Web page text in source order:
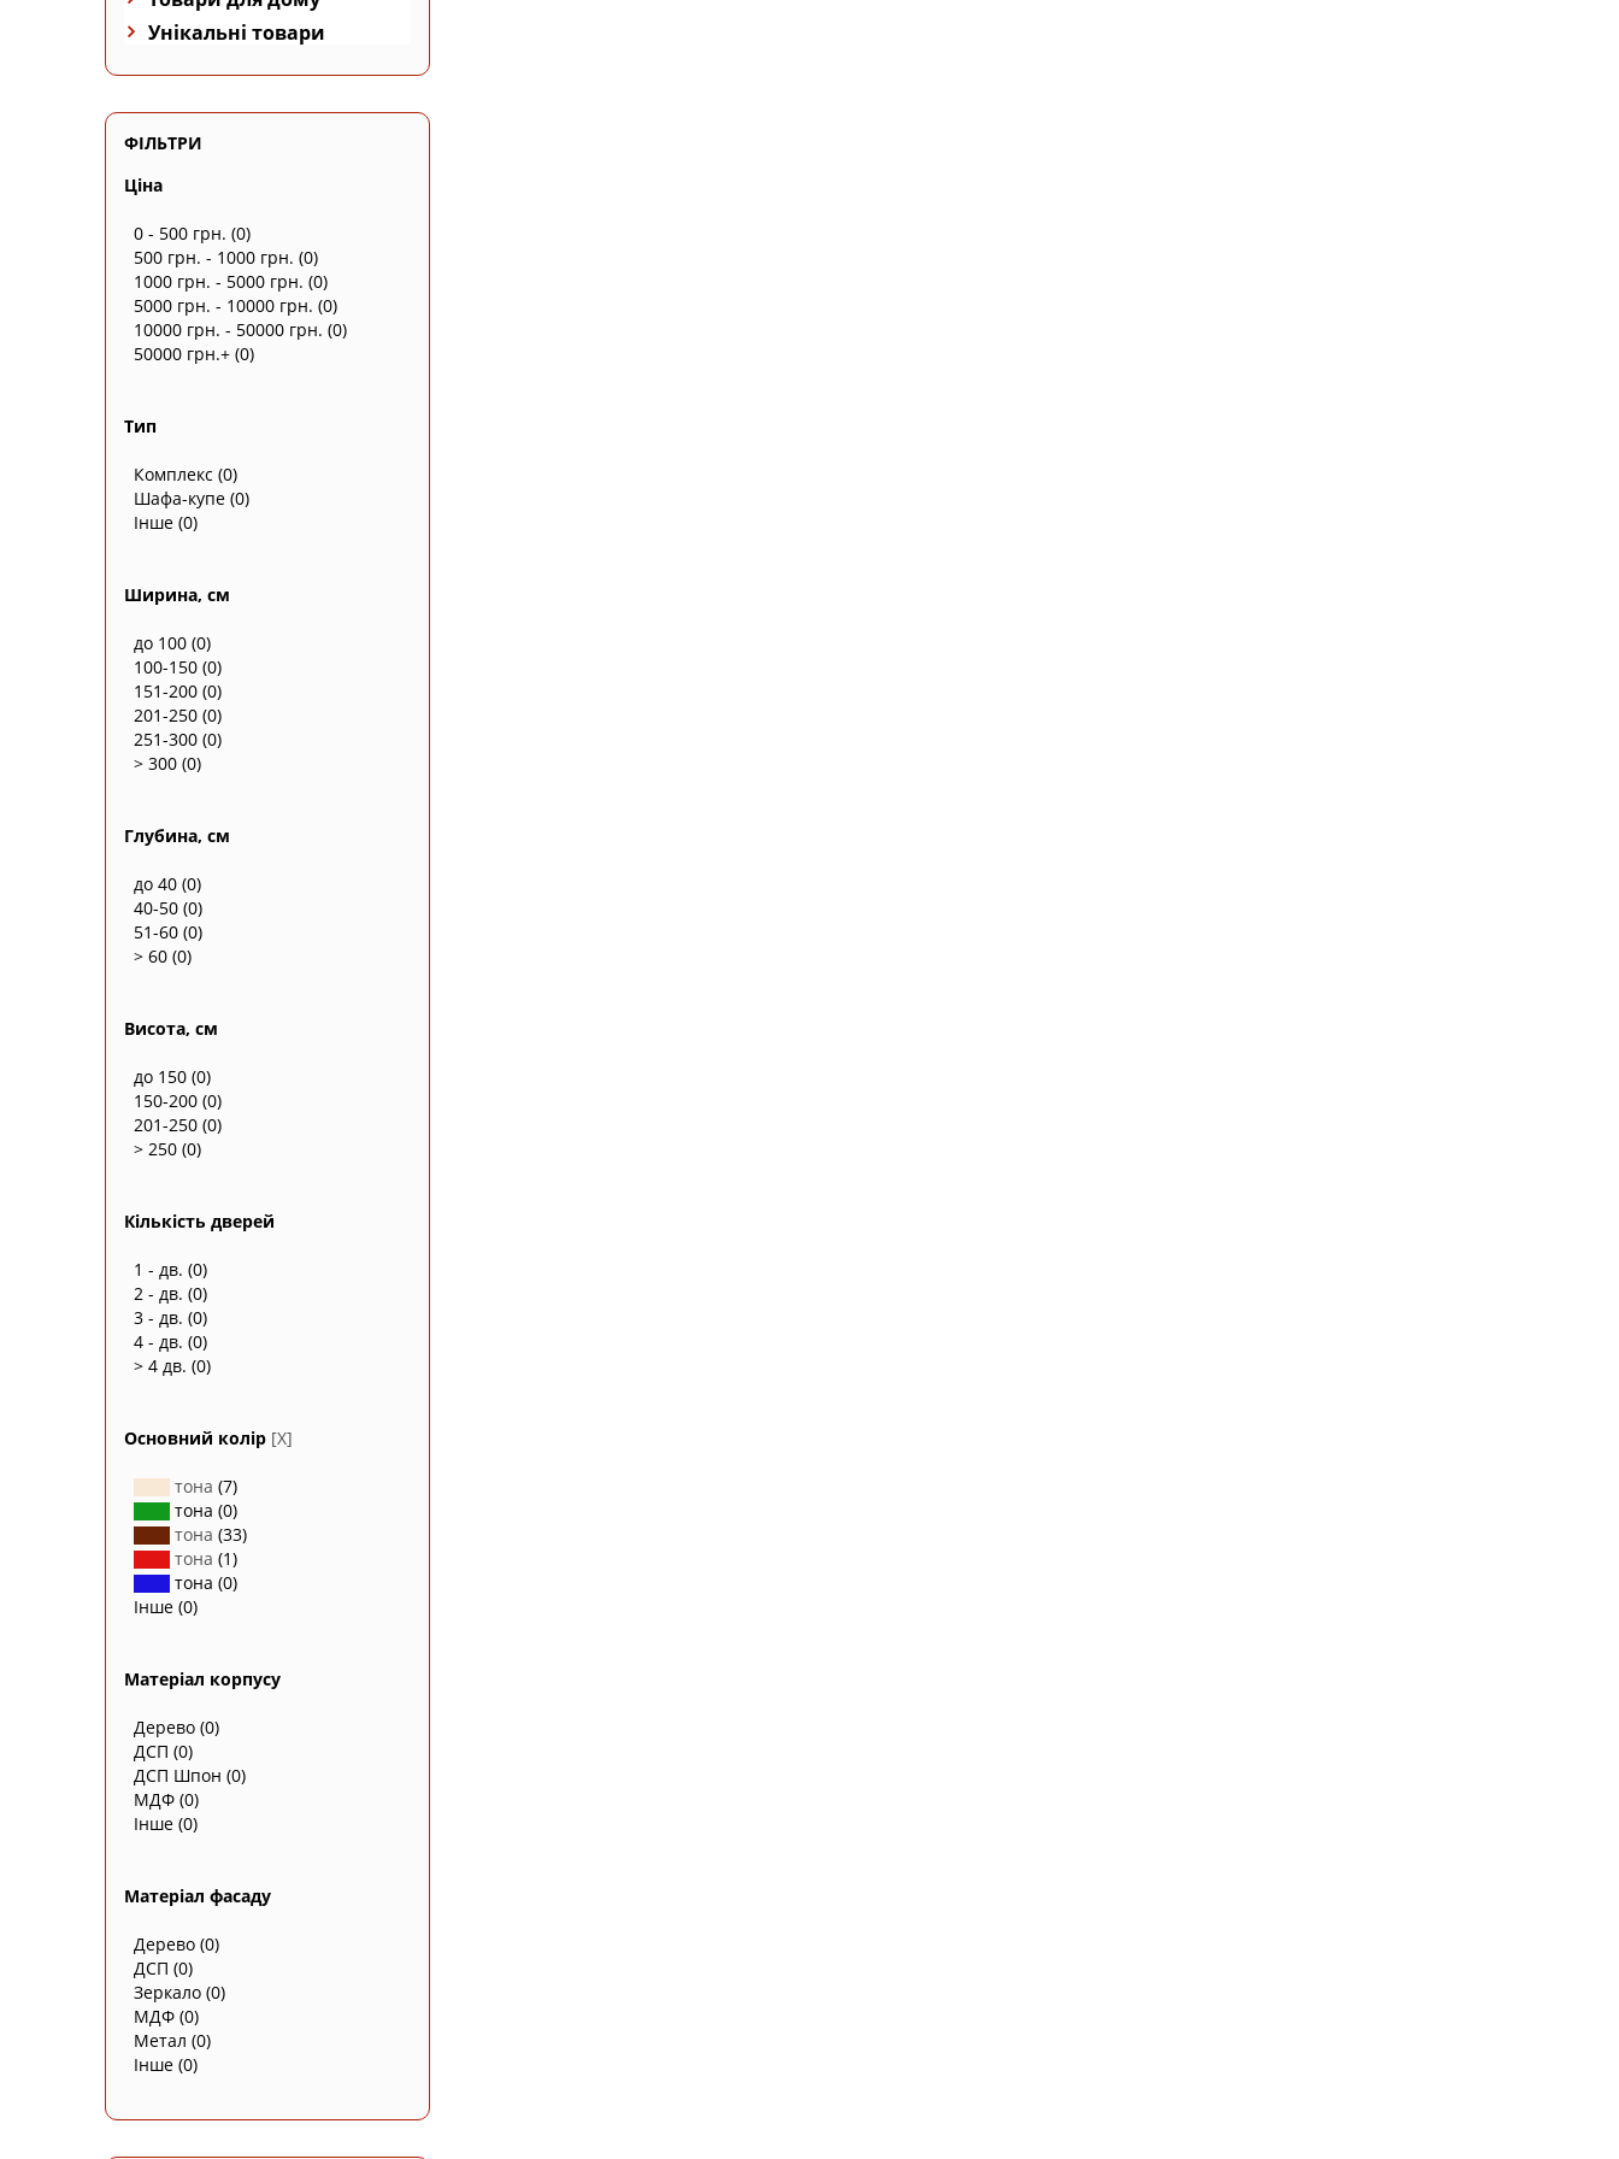
Унікальні товари
ФІЛЬТРИ
Ціна
0 - 500 грн. (0)
500 грн. - 1000 грн. (0)
1000 грн. - 5000 грн. (0)
5000 грн. - 10000 грн. (0)
10000 грн. - 50000 грн. (0)
50000 грн.+ (0)
Тип
Комплекс (0)
Шафа-купе (0)
Інше (0)
Ширина, см
до 100 (0)
100-150 (0)
151-200 (0)
201-250 (0)
251-300 (0)
> 300 (0)
Глубина, см
до 40 (0)
40-50 (0)
51-60 (0)
> 60 (0)
Висота, см
до 150 (0)
150-200 (0)
201-250 (0)
> 250 (0)
Кількість дверей
1 - дв. (0)
2 - дв. (0)
3 - дв. (0)
4 - дв. (0)
> 4 дв. (0)
Основний колір [X]
тона (7)
тона (0)
тона (33)
тона (1)
тона (0)
Інше (0)
Матеріал корпусу
Дерево (0)
ДСП (0)
ДСП Шпон (0)
МДФ (0)
Інше (0)
Матеріал фасаду
Дерево (0)
ДСП (0)
Зеркало (0)
МДФ (0)
Метал (0)
Інше (0)